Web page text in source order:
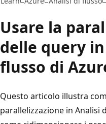
Usare la
delle query
flusso di
Questo articolo illustra
parallelizzazione in Analisi